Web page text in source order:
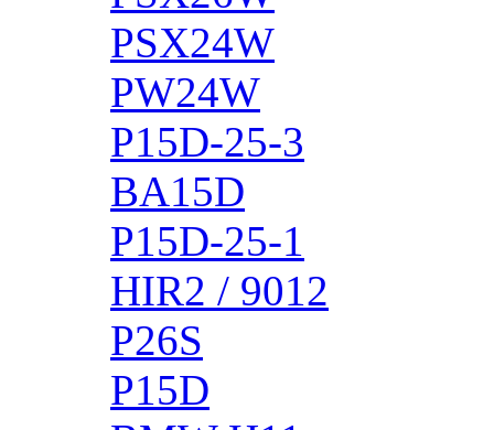
PSX24W
PW24W
P15D-25-3
BA15D
P15D-25-1
HIR2 / 9012
P26S
P15D